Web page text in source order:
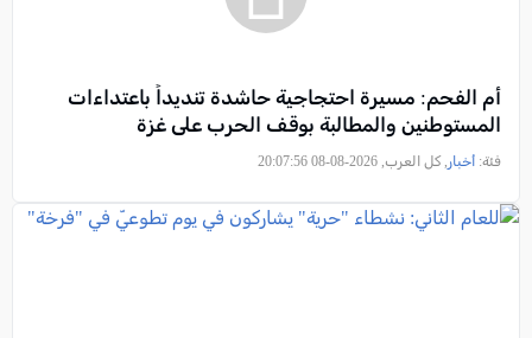
أم الفحم: مسيرة احتجاجية حاشدة تنديداً باعتداءات
المستوطنين والمطالبة بوقف الحرب على غزة
فئة: أخبار , كل العرب, 2026-08-08 20:07:56